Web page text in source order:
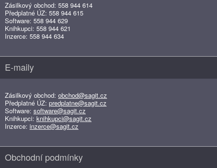
Zásilkový obchod: 558 944 614
Předplatné ÚZ: 558 944 615
Software: 558 944 629
Knihkupci: 558 944 621
Inzerce: 558 944 634
E-maily
Zásilkový obchod: obchod@sagit.cz
Předplatné ÚZ: predplatne@sagit.cz
Software: software@sagit.cz
Knihkupci: knihkupci@sagit.cz
Inzerce: inzerce@sagit.cz
Obchodní podmínky